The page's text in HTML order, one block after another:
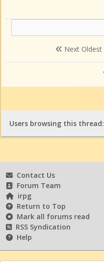
Next Oldest
Users browsing this thread:
Contact Us
Forum Team
irpg
Return to Top
Mark all forums read
RSS Syndication
Help